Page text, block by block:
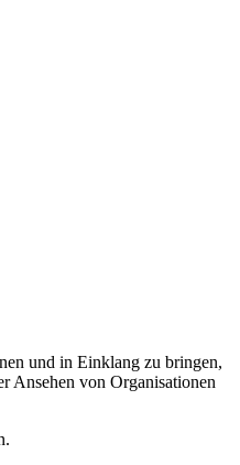
und in Einklang zu bringen,
Ansehen von Organisationen